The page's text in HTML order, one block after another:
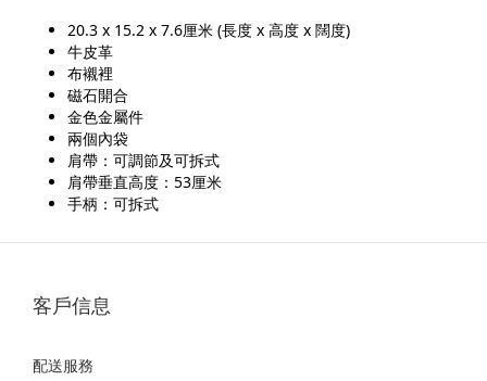
20.3 x 15.2 x 7.6厘米 (長度 x 高度 x 闊度)
牛皮革
布襯裡
磁石開合
金色金屬件
兩個內袋
肩帶：可調節及可拆式
肩帶垂直高度：53厘米
手柄：可拆式
客戶信息
配送服務